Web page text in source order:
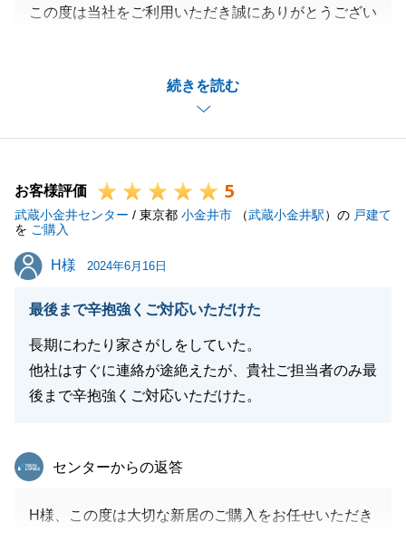
続きを読む
この度は当社をご利用いただき誠にありがとうござい
ざいましたらいつでもご連絡くださいませ。どうぞよ
ろしくお願いいたします。
閉じる
お客様評価 5
武蔵小金井センター / 東京都 小金井市 （武蔵小金井駅）の 戸建て
を ご購入
H様
H様 2024年6月16日
最後まで辛抱強くご対応いただけた
長期にわたり家さがしをしていた。
他社はすぐに連絡が途絶えたが、貴社ご担当者のみ最
後まで辛抱強くご対応いただけた。
東急リバブル
センターからの返答
H様、この度は大切な新居のご購入をお任せいただき